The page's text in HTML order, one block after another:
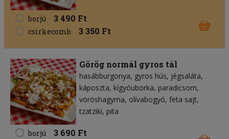
borjú 3 490 Ft
csirkecomb 3 350 Ft
Görög normál gyros tál
hasábburgonya gyros hús jégsaláta
káposzta kígyóuborka paradicsom
vöröshagyma olívabogyó feta sajt
tzatziki pita
borjú 3 690 Ft